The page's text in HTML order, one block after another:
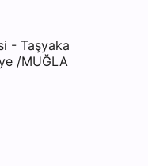
- Taşyaka
/MUĞLA